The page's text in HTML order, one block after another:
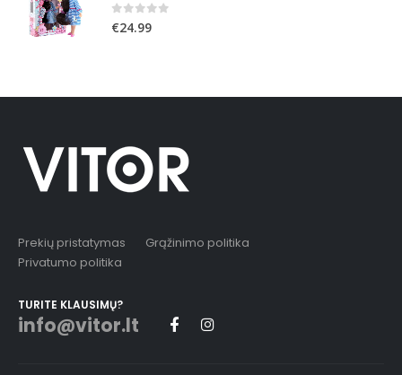
0out of 5
€24.99
Prekių pristatymas
Grąžinimo politika
Privatumo politika
TURITE KLAUSIMŲ?
info@vitor.lt